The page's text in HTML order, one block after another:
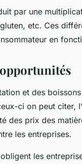
par une
etc. Ces
en
et des
ci on peut citer,
des prix des
les entreprises.
les